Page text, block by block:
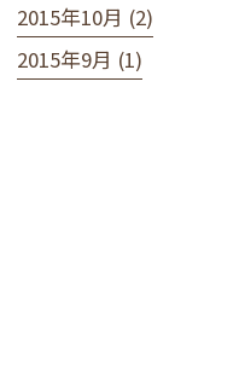
2015年10月 (2)
2015年9月 (1)